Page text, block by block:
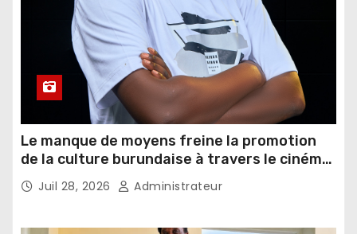
Le manque de moyens freine la promotion
de la culture burundaise à travers le cinéma,
selon un réalisateur
Juil 28, 2026 Administrateur